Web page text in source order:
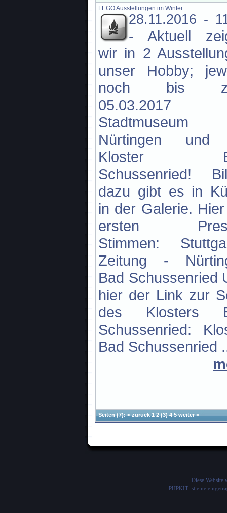
LEGO Ausstellungen im Winter
28.11.2016 -
- Aktuell
wir in 2
unser Hobby;
noch bis
05.03.2017
Stadtmuseum
Nürtingen und
Kloster
Schussenried!
dazu gibt es in
in der Galerie.
ersten
Stimmen:
Zeitung -
Bad Schussenried
hier der Link zur
des Klosters
Schussenried:
Bad Schussenried
Seiten(7):< zurück 1 2 (3) 4 5 weiter >
Diese Website
PHPKIT ist eine